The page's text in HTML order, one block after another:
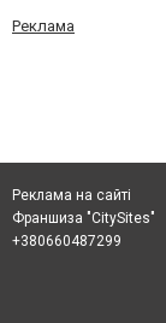
Реклама
Реклама на сайті
Франшиза "CitySites"
+380660487299